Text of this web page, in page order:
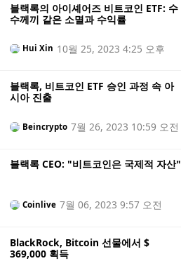
블랙록의 아이셰어즈 비트코인 ETF: 수
수께끼 같은 소멸과 수익률
Hui Xin 10월 25, 2023 4:25 오후
블랙록, 비트코인 ​​ETF 승인 과정 속 아
시아 진출
Beincrypto 7월 26, 2023 10:59 오전
블랙록 CEO: "비트코인은 국제적 자산"
Coinlive 7월 06, 2023 9:57 오전
BlackRock, Bitcoin 선물에서 $
369,000 획득